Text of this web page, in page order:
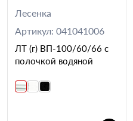
Лесенка
Артикул: 041041006
ЛТ (г) ВП-100/60/66 с
полочкой водяной